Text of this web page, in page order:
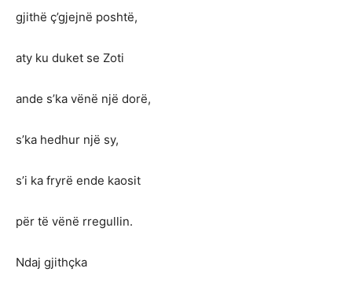
gjithë ç’gjejnë poshtë,
aty ku duket se Zoti
ande s’ka vënë një dorë,
s’ka hedhur një sy,
s’i ka fryrë ende kaosit
për të vënë rregullin.
Ndaj gjithçka